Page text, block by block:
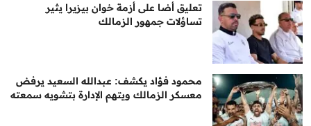
تعليق أضا على أزمة خوان بيزيرا يثير
تساؤلات جمهور الزمالك
محمود فؤاد يكشف: عبدالله السعيد يرفض
معسكر الزمالك ويتهم الإدارة بتشويه سمعته